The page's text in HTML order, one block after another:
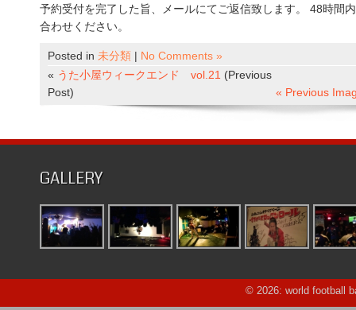
予約受付を完了した旨、メールにてご返信致します。 48時間
合わせください。
Posted in 未分類 | No Comments »
« うた小屋ウィークエンド vol.21 (Previous
Post)
« Previous
GALLERY
© 2026: world football